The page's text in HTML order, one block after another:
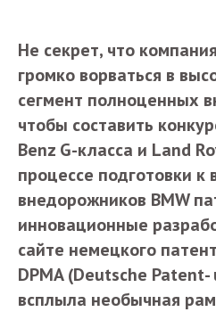
Не секрет, что
громко ворваться в
сегмент полноценных
чтобы составить
Benz G-класса и Land
процессе подготовки к
внедорожников BMW
инновационные
сайте немецкого
DPMA (Deutsche
всплыла необычная